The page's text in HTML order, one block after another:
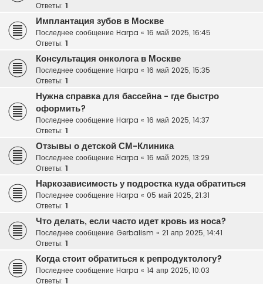
Ответы: 1
Имплантация зубов в Москве
Последнее сообщение Harpa « 16 май 2025, 16:45
Ответы: 1
Консультация онколога в Москве
Последнее сообщение Harpa « 16 май 2025, 15:35
Ответы: 1
Нужна справка для бассейна - где быстро
оформить?
Последнее сообщение Harpa « 16 май 2025, 14:37
Ответы: 1
Отзывы о детской СМ-Клиника
Последнее сообщение Harpa « 16 май 2025, 13:29
Ответы: 1
Наркозависимость у подростка куда обратиться
Последнее сообщение Harpa « 05 май 2025, 21:31
Ответы: 1
Что делать, если часто идет кровь из носа?
Последнее сообщение Gerbalism « 21 апр 2025, 14:41
Ответы: 1
Когда стоит обратиться к репродуктологу?
Последнее сообщение Harpa « 14 апр 2025, 10:03
Ответы: 1